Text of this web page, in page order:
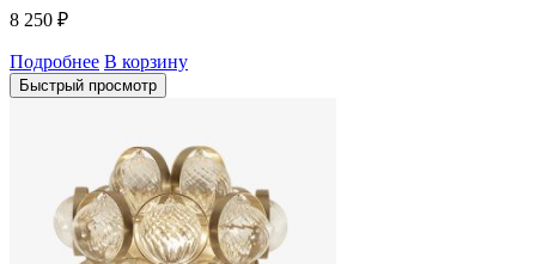
8 250 ₽
Подробнее В корзину
Быстрый просмотр